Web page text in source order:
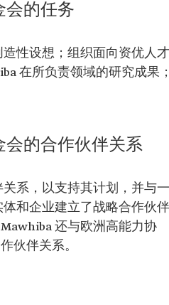
会的任务
性设想；组织面向资优人才
在所负责领域的研究成果
会的合作伙伴关系
系，以支持其计划，并与一
和企业建立了战略合作伙伴
还与欧洲高能力协
伙伴关系。